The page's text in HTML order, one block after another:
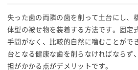
失った歯の両隣の歯を削って土台にし、
体型の被せ物を装着する方法です。固定
手間がなく、比較的自然に噛むことがで
台となる健康な歯を削らなければならず
担がかかる点がデメリットです。